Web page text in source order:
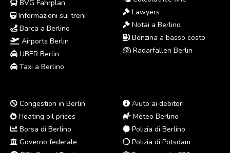
BVG Fahrplan
Informazioni sui treni
Barca a Berlino
Airports Berlin
UBER Berlin
Taxi a Berlino
Lawyers
Notai a Berlino
Benzina a basso costo
Radarfallen Berlin
Congestion in Berlin
Heating oil prices
Borsa di Berlino
Governo federale
Aiuto ai debitori
Meteo Berlino
Polizia di Berlino
Polizia di Potsdam